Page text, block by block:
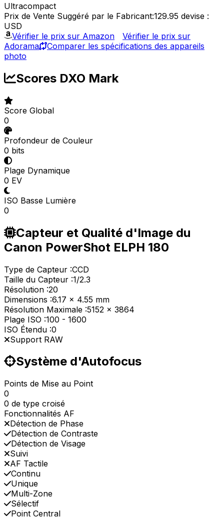
Ultracompact
Prix de Vente Suggéré par le Fabricant:129.95 devise :
USD
Vérifier le prix sur Amazon
Vérifier le prix sur
Adorama
Comparer les spécifications des appareils
photo
Scores DXO Mark
Score Global
0
Profondeur de Couleur
0 bits
Plage Dynamique
0 EV
ISO Basse Lumière
0
Capteur et Qualité d'Image du
Canon PowerShot ELPH 180
Type de Capteur :CCD
Taille du Capteur :1/2.3
Résolution :20
Dimensions :6.17 x 4.55 mm
Résolution Maximale :5152 x 3864
Plage ISO :100 - 1600
ISO Étendu :0
Support RAW
Système d'Autofocus
Points de Mise au Point
0
0 de type croisé
Fonctionnalités AF
Détection de Phase
Détection de Contraste
Détection de Visage
Suivi
AF Tactile
Continu
Unique
Multi-Zone
Sélectif
Point Central